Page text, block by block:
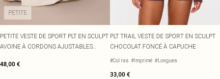
PETITE
PETITE VESTE DE SPORT PLT EN SCULPT
AVOINE À CORDONS AJUSTABLES
STRUCTURANTS
48,00 €
PLT TRAIL VESTE DE SPORT EN SCULPT
CHOCOLAT FONCÉ À CAPUCHE
#Col ras #Imprimé #Longues
33,00 €